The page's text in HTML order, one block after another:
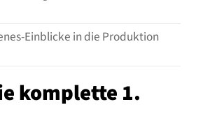
Einblicke in die Produktion
komplette 1.